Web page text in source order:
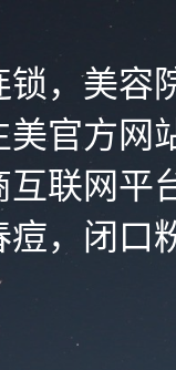
，美容
官方网
联网平
，闭口